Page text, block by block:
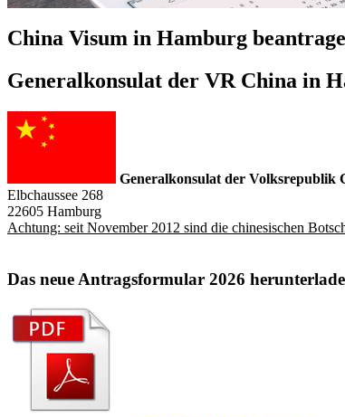
China Visum in Hamburg
Generalkonsulat der VR China in
Generalkonsulat der Volksrepublik
Elbchaussee 268
22605 Hamburg
Achtung: seit November 2012 sind die chinesischen
Das neue Antragsformular 2026